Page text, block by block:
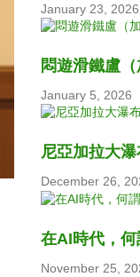
January 23, 2026
悶遊滑鐵盧（
January 5, 2026
尼亞加拉大
December 26,
在AI時代，
November 25,